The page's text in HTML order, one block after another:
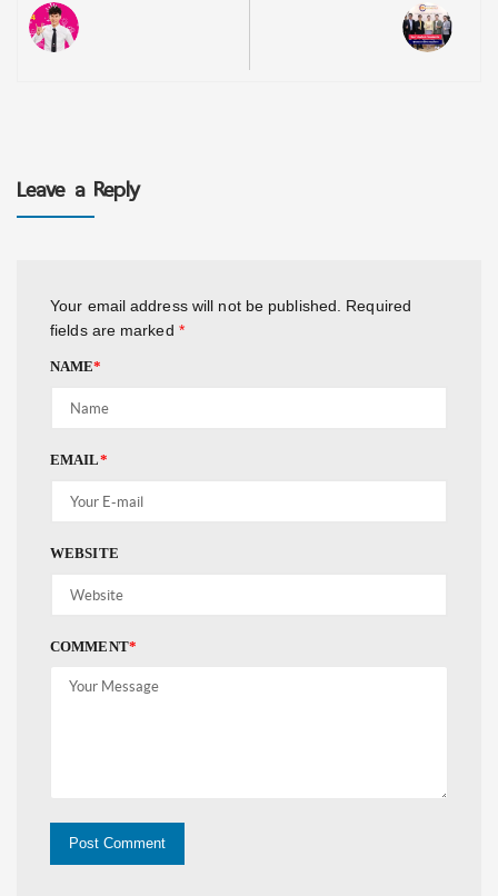
Leave a Reply
Your email address will not be published. Required
fields are marked *
NAME*
EMAIL*
WEBSITE
COMMENT*